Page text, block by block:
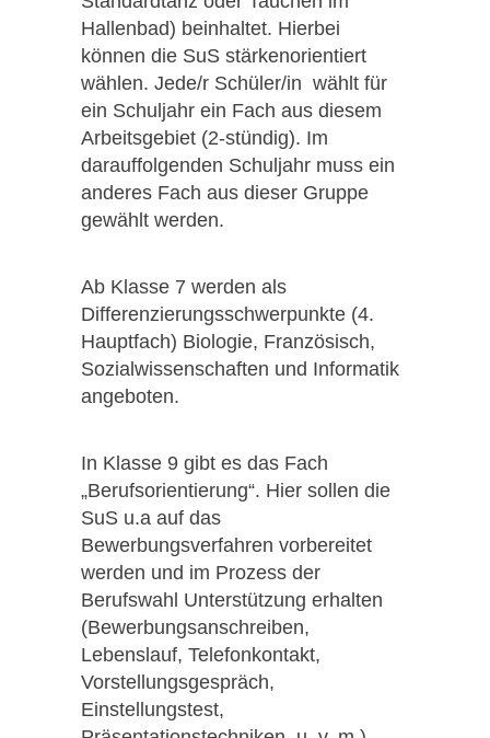
Hallenbad) beinhaltet. Hierbei
können die SuS stärkenorientiert
wählen. Jede/r Schüler/in wählt für
ein Schuljahr ein Fach aus diesem
Arbeitsgebiet (2-stündig). Im
darauffolgenden Schuljahr muss ein
anderes Fach aus dieser Gruppe
gewählt werden.
Ab Klasse 7 werden als
Differenzierungsschwerpunkte (4.
Hauptfach) Biologie, Französisch,
Sozialwissenschaften und Informatik
angeboten.
In Klasse 9 gibt es das Fach
„Berufsorientierung“. Hier sollen die
SuS u.a auf das
Bewerbungsverfahren vorbereitet
werden und im Prozess der
Berufswahl Unterstützung erhalten
(Bewerbungsanschreiben,
Lebenslauf, Telefonkontakt,
Vorstellungsgespräch,
Einstellungstest,